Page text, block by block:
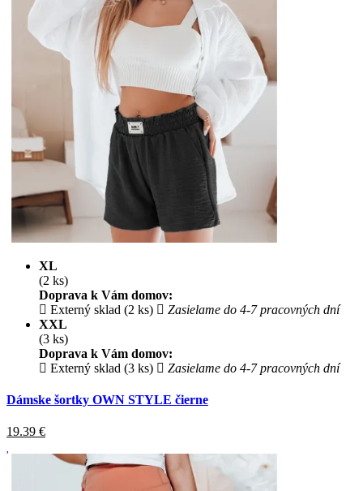
XL
(2 ks)
Doprava k Vám domov:
Externý sklad (2 ks)
Zasielame do 4-7 pracovných dní
XXL
(3 ks)
Doprava k Vám domov:
Externý sklad (3 ks)
Zasielame do 4-7 pracovných dní
Dámske šortky OWN STYLE čierne
19.39 €